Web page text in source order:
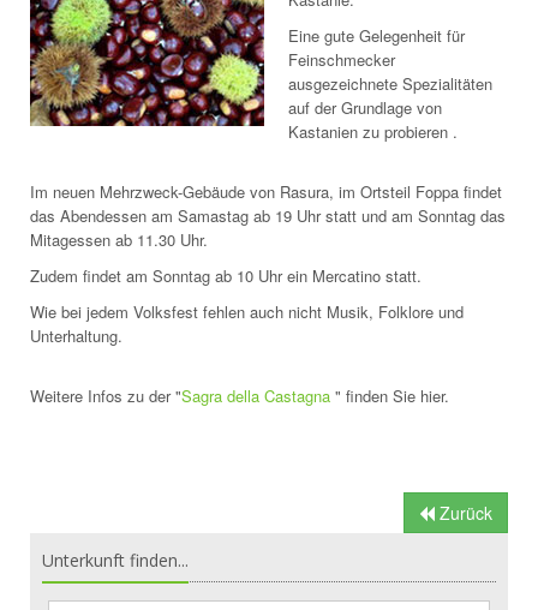
Eine gute Gelegenheit für
Feinschmecker
ausgezeichnete Spezialitäten
auf der Grundlage von
Kastanien zu probieren .
Im neuen Mehrzweck-Gebäude von Rasura, im Ortsteil Foppa findet
das Abendessen am Samastag ab 19 Uhr statt und am Sonntag das
Mitagessen ab 11.30 Uhr.
Zudem findet am Sonntag ab 10 Uhr ein Mercatino statt.
Wie bei jedem Volksfest fehlen auch nicht Musik, Folklore und
Unterhaltung.
Weitere Infos zu der "Sagra della Castagna " finden Sie hier.
Zurück
Unterkunft finden...